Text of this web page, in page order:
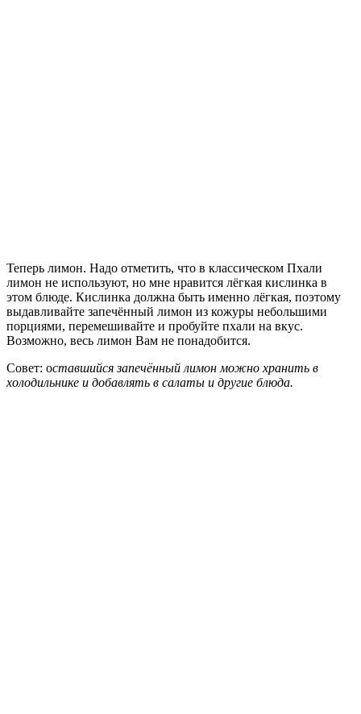
Теперь лимон. Надо отметить, что в классическом Пхали
лимон не используют, но мне нравится лёгкая кислинка в
этом блюде. Кислинка должна быть именно лёгкая, поэтому
выдавливайте запечённый лимон из кожуры небольшими
порциями, перемешивайте и пробуйте пхали на вкус.
Возможно, весь лимон Вам не понадобится.
Совет: оставшийся запечённый лимон можно хранить в
холодильнике и добавлять в салаты и другие блюда.